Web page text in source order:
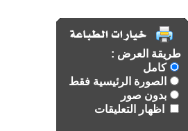
طريقة العرض :
كامل
الصورة الرئيسية فقط
بدون صور
اظهار التعليقات